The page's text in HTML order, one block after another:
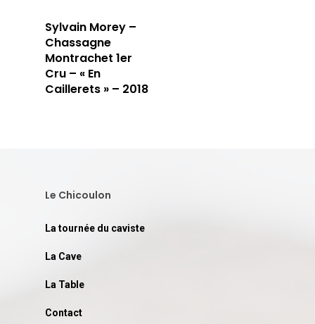
Sylvain Morey –
Chassagne
Montrachet 1er
Cru – « En
Caillerets » – 2018
Le Chicoulon
La tournée du caviste
La Cave
La Table
Contact